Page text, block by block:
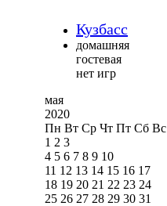
Кузбасс
домашняя
гостевая
нет игр
мая
2020
Пн Вт Ср Чт Пт Сб Вс
1 2 3
4 5 6 7 8 9 10
11 12 13 14 15 16 17
18 19 20 21 22 23 24
25 26 27 28 29 30 31